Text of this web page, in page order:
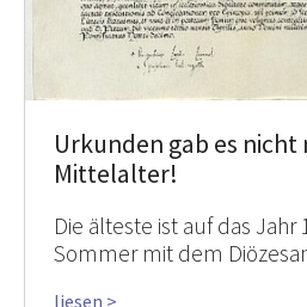
Urkunden gab es nicht
Mittelalter!
Die älteste ist auf das Jahr
Sommer mit dem
liesen >